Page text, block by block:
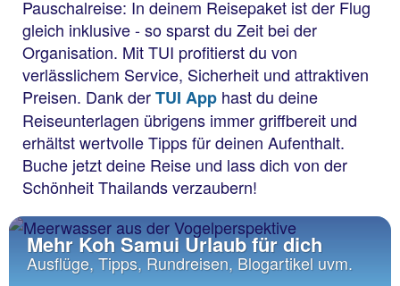
Pauschalreise: In deinem Reisepaket ist der Flug
gleich inklusive - so sparst du Zeit bei der
Organisation. Mit TUI profitierst du von
verlässlichem Service, Sicherheit und attraktiven
Preisen. Dank derTUI App hast du deine
Reiseunterlagen übrigens immer griffbereit und
erhältst wertvolle Tipps für deinen Aufenthalt.
Buche jetzt deine Reise und lass dich von der
Schönheit Thailands verzaubern!
Mehr Koh Samui Urlaub für dich
Ausflüge, Tipps, Rundreisen, Blogartikel uvm.